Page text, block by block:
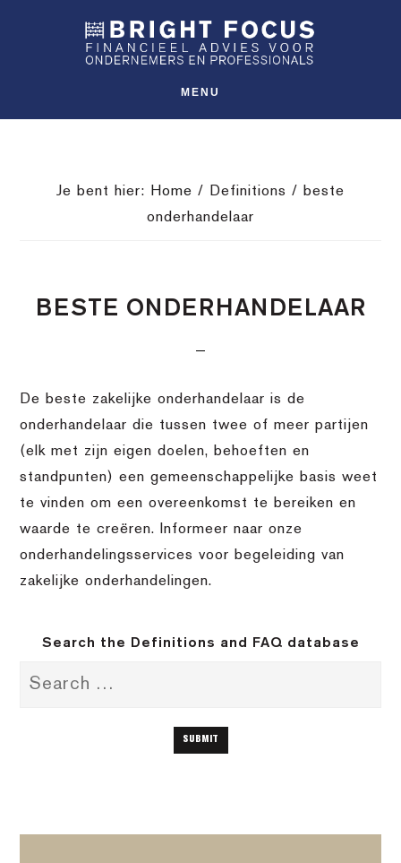
inhoud
MENU
Je bent hier: Home / Definitions /
beste
onderhandelaar
BESTE ONDERHANDELAAR
De beste zakelijke onderhandelaar is de
onderhandelaar die tussen twee of meer partijen
(elk met zijn eigen doelen, behoeften en
standpunten) een gemeenschappelijke basis weet
te vinden om een overeenkomst te bereiken en
waarde te creëren. Informeer naar onze
onderhandelingsservices voor begeleiding van
zakelijke onderhandelingen.
Search the Definitions and FAQ database